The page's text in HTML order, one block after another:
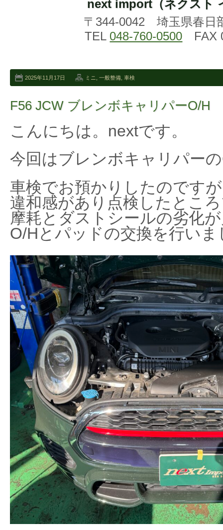
next import（ネクスト
〒344-0042 埼玉県春日
TEL 048-760-0500 FAX
2025年11月17日 ミニ 一般整備 車検
F56 JCW ブレンボキャリパーO/H
こんにちは。nextです。
今回はブレンボキャリパー
車検でお預かりしたのです
違和感があり点検したとこ
摩耗とダストシールの劣化
O/Hとパッドの交換を行いま